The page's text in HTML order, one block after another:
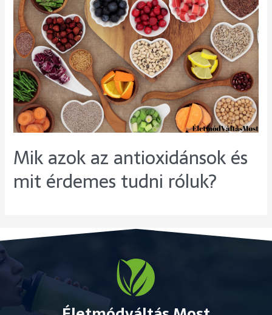
Mik azok az antioxidánsok és
mit érdemes tudni róluk?